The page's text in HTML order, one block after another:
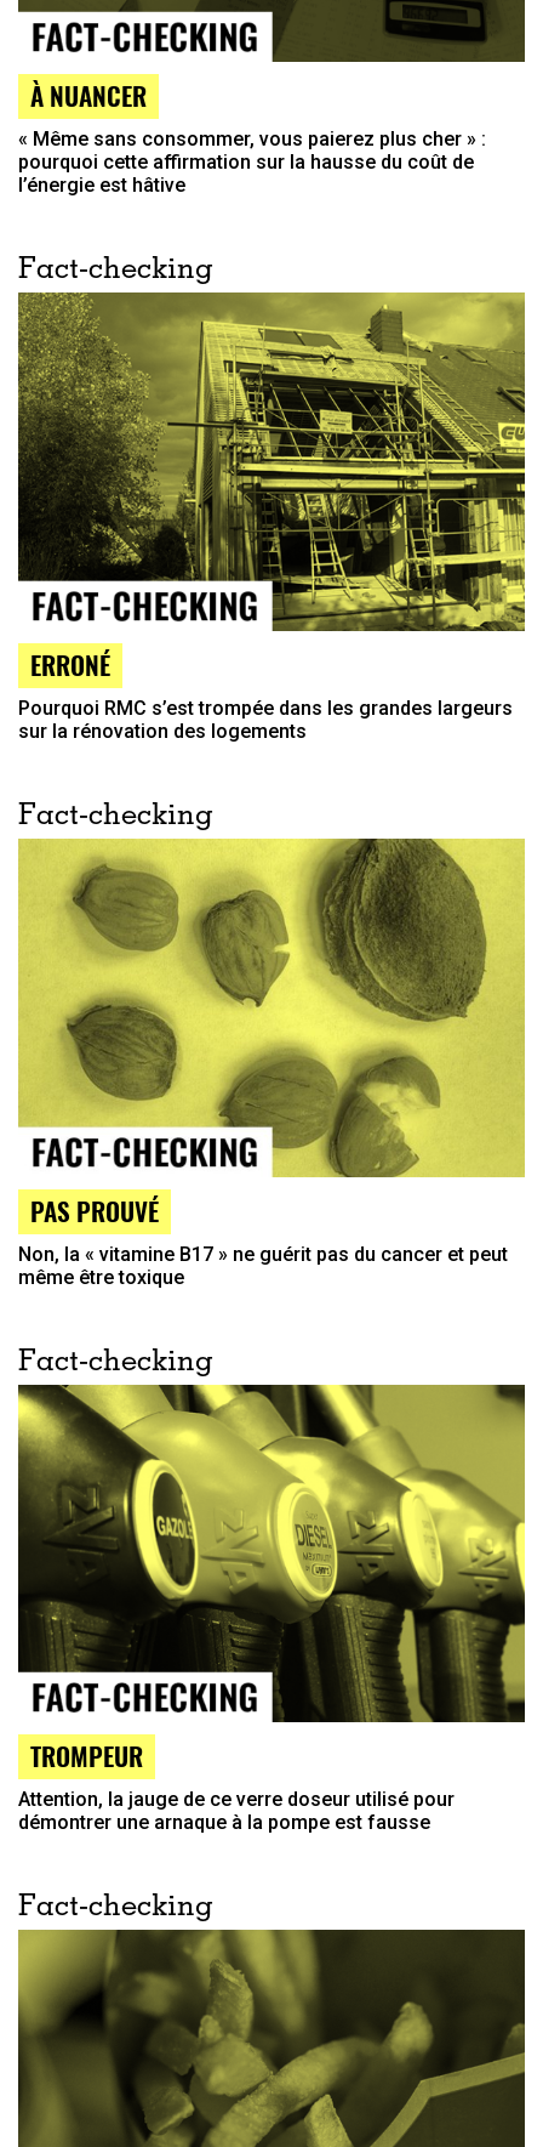
À NUANCER
« Même sans consommer, vous paierez plus cher » :
pourquoi cette affirmation sur la hausse du coût de
l’énergie est hâtive
Fact-checking
ERRONÉ
Pourquoi RMC s’est trompée dans les grandes largeurs
sur la rénovation des logements
Fact-checking
PAS PROUVÉ
Non, la « vitamine B17 » ne guérit pas du cancer et peut
même être toxique
Fact-checking
TROMPEUR
Attention, la jauge de ce verre doseur utilisé pour
démontrer une arnaque à la pompe est fausse
Fact-checking